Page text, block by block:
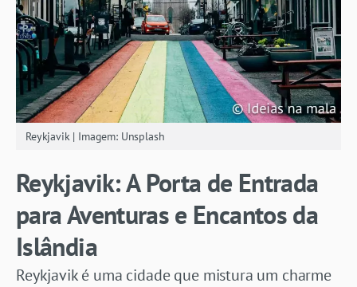
Reykjavik | Imagem: Unsplash
Reykjavik: A Porta de Entrada
para Aventuras e Encantos da
Islândia
Reykjavik é uma cidade que mistura um charme